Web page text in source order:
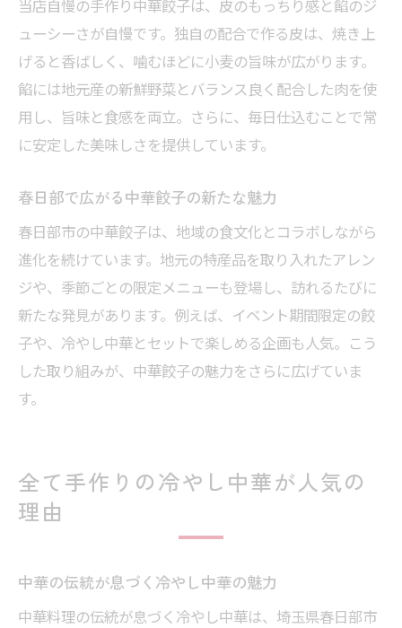
当店自慢の手作り中華餃子は、皮のもっちり感と餡のジ
ューシーさが自慢です。独自の配合で作る皮は、焼き上
げると香ばしく、噛むほどに小麦の旨味が広がります。
餡には地元産の新鮮野菜とバランス良く配合した肉を使
用し、旨味と食感を両立。さらに、毎日仕込むことで常
に安定した美味しさを提供しています。
春日部で広がる中華餃子の新たな魅力
春日部市の中華餃子は、地域の食文化とコラボしながら
進化を続けています。地元の特産品を取り入れたアレン
ジや、季節ごとの限定メニューも登場し、訪れるたびに
新たな発見があります。例えば、イベント期間限定の餃
子や、冷やし中華とセットで楽しめる企画も人気。こう
した取り組みが、中華餃子の魅力をさらに広げていま
す。
全て手作りの冷やし中華が人気の
理由
中華の伝統が息づく冷やし中華の魅力
中華料理の伝統が息づく冷やし中華は、埼玉県春日部市